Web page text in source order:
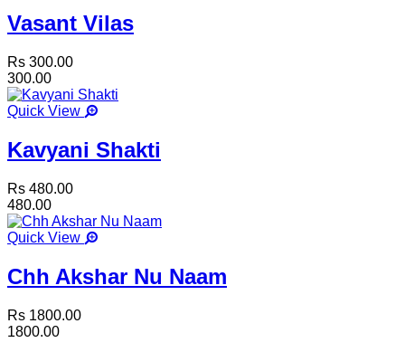
Vasant Vilas
Rs 300.00
300.00
Quick View
Kavyani Shakti
Rs 480.00
480.00
Quick View
Chh Akshar Nu Naam
Rs 1800.00
1800.00